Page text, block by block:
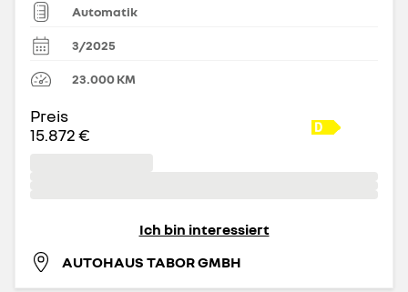
Automatik
3/2025
23.000KM
Preis
15.872 €
Ich bin interessiert
AUTOHAUS TABOR GMBH